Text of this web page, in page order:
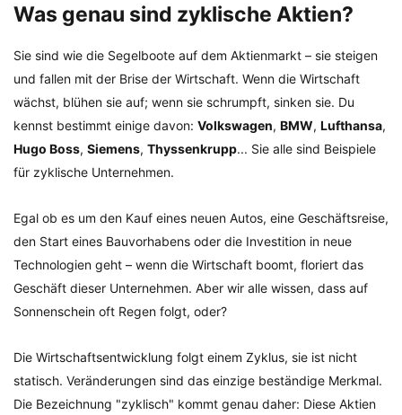
Was genau sind zyklische Aktien?
Sie sind wie die Segelboote auf dem Aktienmarkt – sie steigen
und fallen mit der Brise der Wirtschaft. Wenn die Wirtschaft
wächst, blühen sie auf; wenn sie schrumpft, sinken sie. Du
kennst bestimmt einige davon: Volkswagen, BMW, Lufthansa,
Hugo Boss, Siemens, Thyssenkrupp... Sie alle sind Beispiele
für zyklische Unternehmen.
Egal ob es um den Kauf eines neuen Autos, eine Geschäftsreise,
den Start eines Bauvorhabens oder die Investition in neue
Technologien geht – wenn die Wirtschaft boomt, floriert das
Geschäft dieser Unternehmen. Aber wir alle wissen, dass auf
Sonnenschein oft Regen folgt, oder?
Die Wirtschaftsentwicklung folgt einem Zyklus, sie ist nicht
statisch. Veränderungen sind das einzige beständige Merkmal.
Die Bezeichnung "zyklisch" kommt genau daher: Diese Aktien